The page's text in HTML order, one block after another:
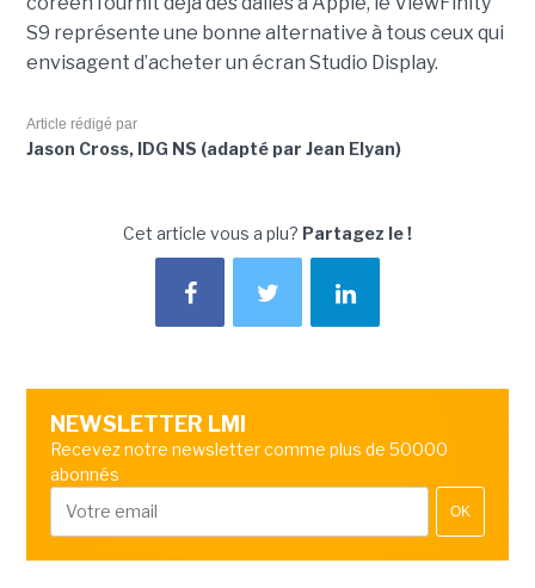
S9 représente une bonne alternative à tous ceux qui
envisagent d’acheter un écran Studio Display.
Article rédigé par
Jason Cross, IDG NS (adapté par Jean Elyan)
Cet article vous a plu? Partagez le !
NEWSLETTER LMI
Recevez notre newsletter comme plus de 50000
abonnés
OK